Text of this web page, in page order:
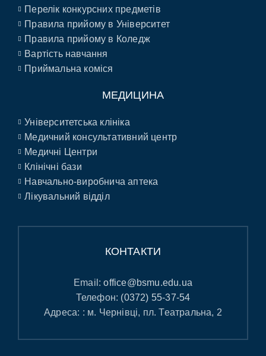
Перелік конкурсних предметів
Правила прийому в Університет
Правила прийому в Коледж
Вартість навчання
Приймальна коміся
МЕДИЦИНА
Університетська клініка
Медичний консультативний центр
Медичні Центри
Клінічні бази
Навчально-виробнича аптека
Лікувальний відділ
КОНТАКТИ
Email:office@bsmu.edu.ua
Телефон: (0372) 55-37-54
Адреса: : м. Чернівці, пл. Театральна, 2